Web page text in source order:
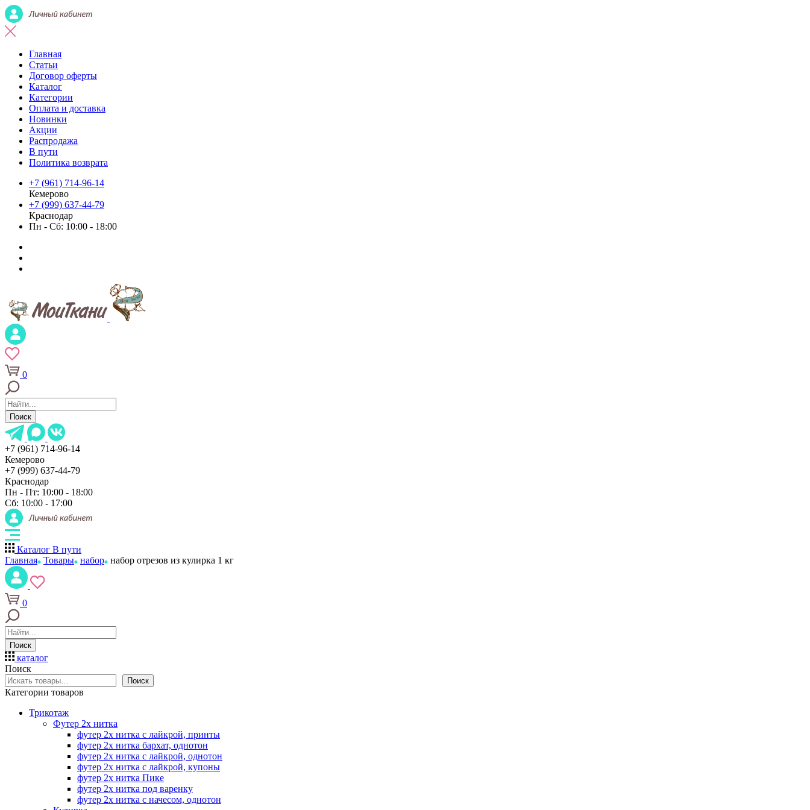
Главная
Статьи
Договор оферты
Каталог
Категории
Оплата и доставка
Новинки
Акции
Распродажа
В пути
Политика возврата
+7 (961) 714-96-14
Кемерово
+7 (999) 637-44-79
Краснодар
Пн - Сб: 10:00 - 18:00
0
Поиск
+7 (961) 714-96-14
Кемерово
+7 (999) 637-44-79
Краснодар
Пн - Пт: 10:00 - 18:00
Сб: 10:00 - 17:00
Каталог В пути
Главная Товары набор набор отрезов из кулирка 1 кг
0
Поиск
каталог
Поиск
Поиск
Категории товаров
Трикотаж
Футер 2х нитка
футер 2х нитка с лайкрой, принты
футер 2х нитка бархат, однотон
футер 2х нитка с лайкрой, однотон
футер 2х нитка с лайкрой, купоны
футер 2х нитка Пике
футер 2х нитка под варенку
футер 2х нитка с начесом, однотон